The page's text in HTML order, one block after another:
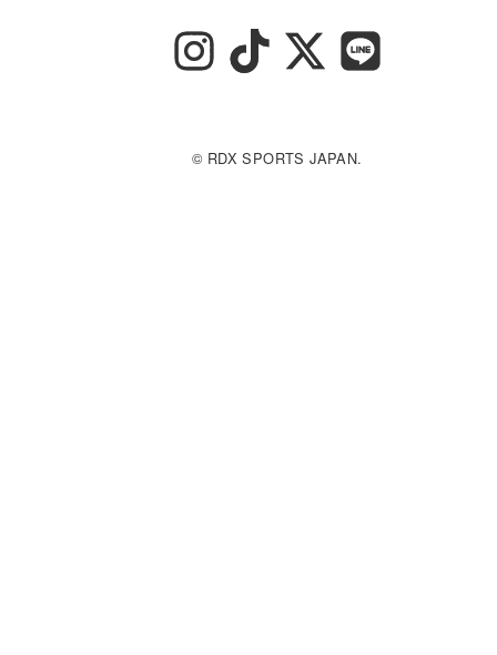
© RDX SPORTS JAPAN.